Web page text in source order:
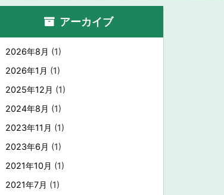
アーカイブ
2026年8月 (1)
2026年1月 (1)
2025年12月 (1)
2024年8月 (1)
2023年11月 (1)
2023年6月 (1)
2021年10月 (1)
2021年7月 (1)